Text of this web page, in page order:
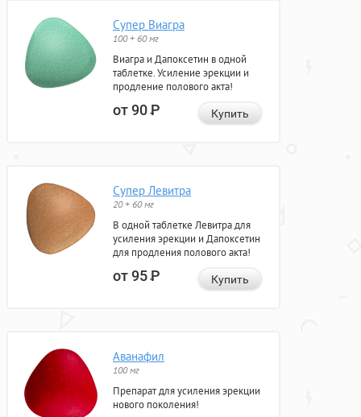
Супер Виагра
100 + 60 мг
Виагра и Дапоксетин в одной
таблетке. Усиление эрекции и
продление полового акта!
от 90Р Купить
Супер Левитра
20 + 60 мг
В одной таблетке Левитра для
усиления эрекции и Дапоксетин
для продления полового акта!
от 95Р Купить
Аванафил
100 мг
Препарат для усиления эрекции
нового поколения!